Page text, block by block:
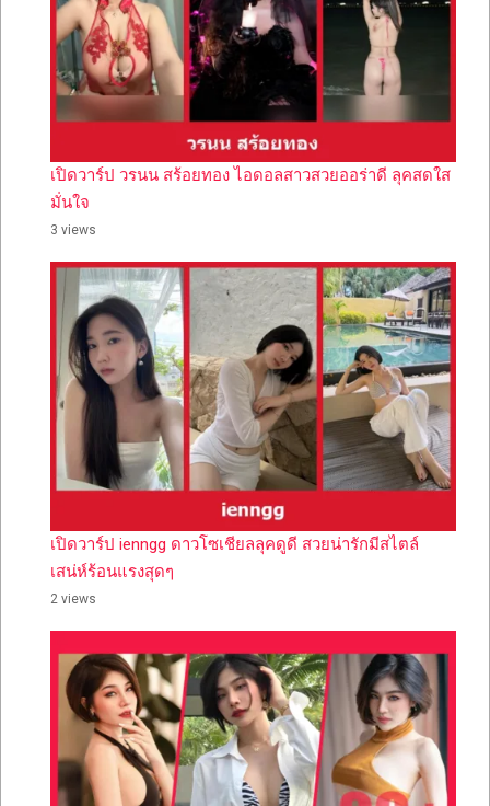
เปิดวาร์ป วรนน สร้อยทอง ไอดอลสาวสวยออร่าดี ลุคสดใส
มั่นใจ
3 views
เปิดวาร์ป ienngg ดาวโซเชียลลุคดูดี สวยน่ารักมีสไตล์
เสน่ห์ร้อนแรงสุดๆ
2 views